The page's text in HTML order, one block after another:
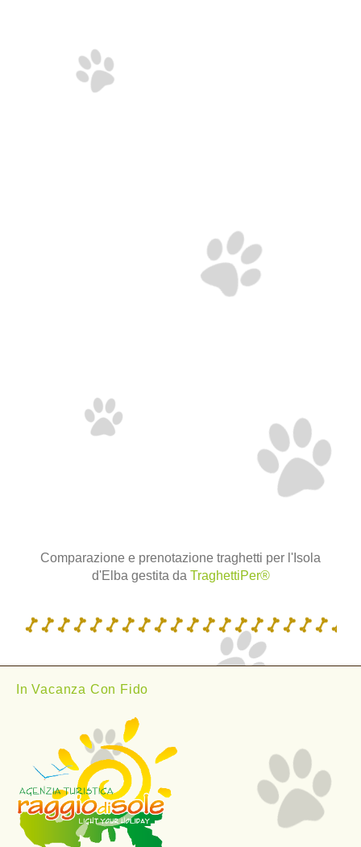
Comparazione e prenotazione traghetti per l'Isola
d'Elba gestita da TraghettiPer®
In Vacanza Con Fido